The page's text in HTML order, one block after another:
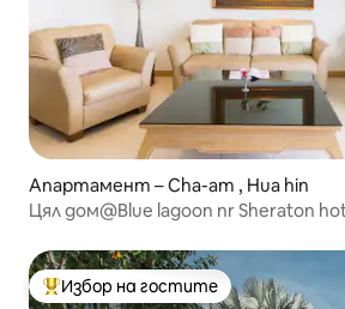
Апартамент – Cha-am , Hua hin
Цял дом@Blue lagoon nr Sheraton
Най-популярен избор на гостите
Избор на гостите